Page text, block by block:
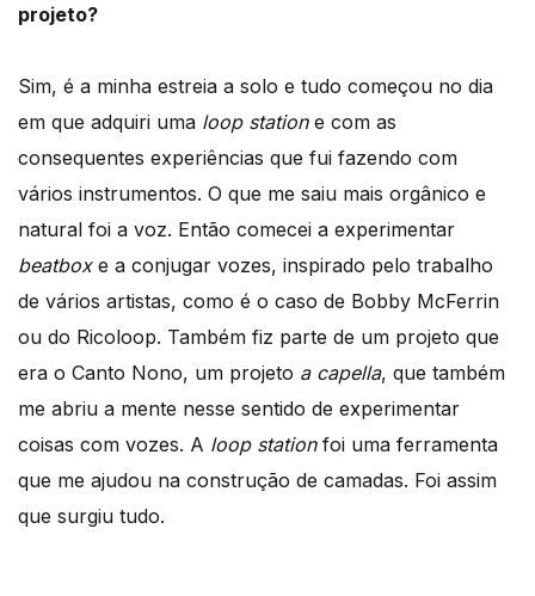
projeto?
Sim, é a minha estreia a solo e tudo começou no dia
em que adquiri uma loop statione com as
consequentes experiências que fui fazendo com
vários instrumentos. O que me saiu mais orgânico e
natural foi a voz. Então comecei a experimentar
beatbox e a conjugar vozes, inspirado pelo trabalho
de vários artistas, como é o caso de Bobby McFerrin
ou do Ricoloop. Também fiz parte de um projeto que
era o Canto Nono, um projeto a capella, que também
me abriu a mente nesse sentido de experimentar
coisas com vozes. A loop stationfoi uma ferramenta
que me ajudou na construção de camadas. Foi assim
que surgiu tudo.